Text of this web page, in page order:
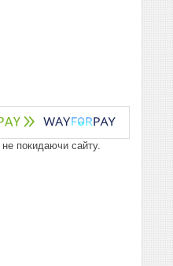
покидаючи сайту.